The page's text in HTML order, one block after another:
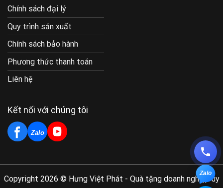
Chính sách đại lý
Quy trình sản xuất
Chính sách bảo hành
Phương thức thanh toán
Liên hệ
Kết nối với chúng tôi
Zalo
Copyright 2026 © Hưng Việt Phát - Quà tặng doanh nghiệp uy
Zalo